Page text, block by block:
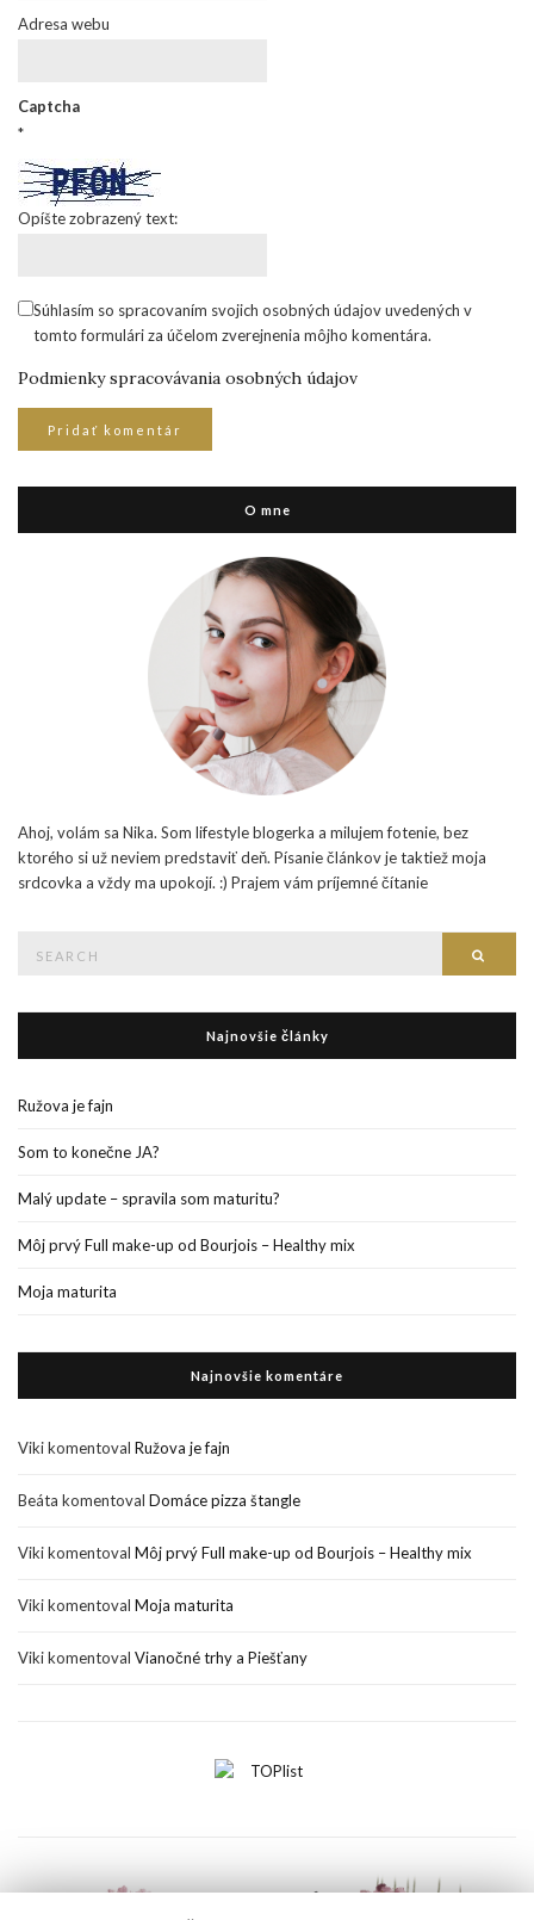
Adresa webu
Captcha
*
Opíšte zobrazený text:
Súhlasím so spracovaním svojich osobných údajov uvedených v
tomto formulári za účelom zverejnenia môjho komentára.
Podmienky spracovávania osobných údajov
O mne
Ahoj, volám sa Nika. Som lifestyle blogerka a milujem fotenie, bez
ktorého si už neviem predstaviť deň. Písanie článkov je taktiež moja
srdcovka a vždy ma upokojí. :) Prajem vám príjemné čítanie
Najnovšie články
Ružova je fajn
Som to konečne JA?
Malý update – spravila som maturitu?
Môj prvý Full make-up od Bourjois – Healthy mix
Moja maturita
Najnovšie komentáre
Vikikomentoval Ružova je fajn
Beáta komentoval Domáce pizza štangle
Vikikomentoval Môj prvý Full make-up od Bourjois – Healthy mix
Vikikomentoval Moja maturita
Vikikomentoval Vianočné trhy a Piešťany